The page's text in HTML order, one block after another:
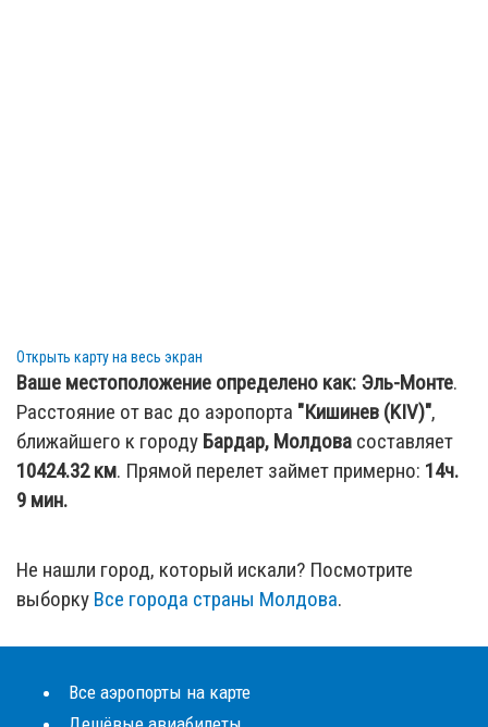
Открыть карту на весь экран
Ваше местоположение определено как: Эль-Монте.
Расстояние от вас до аэропорта "Кишинев (KIV)",
ближайшего к городу Бардар, Молдова составляет
10424.32км. Прямой перелет займет примерно: 14ч.
9 мин.
Не нашли город, который искали? Посмотрите
выборку Все города страны Молдова.
Все аэропорты на карте